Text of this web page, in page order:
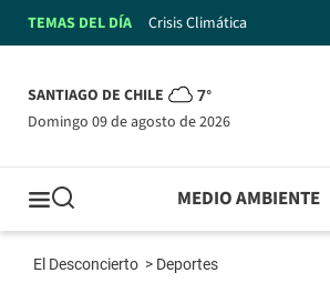
TEMAS DEL DÍA Crisis Climática
SANTIAGO DE CHILE 7°
domingo 09 de agosto de 2026
MEDIO AMBIENTE
El Desconcierto > Deportes